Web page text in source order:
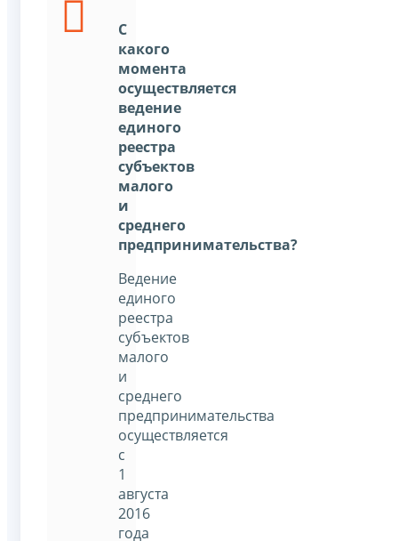
С
какого
момента
осуществляется
ведение
единого
реестра
субъектов
малого
и
среднего
предпринимательства?
Ведение
единого
реестра
субъектов
малого
и
среднего
предпринимательства
осуществляется
с
1
августа
2016
года